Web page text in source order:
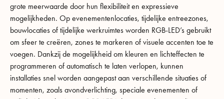
grote meerwaarde door hun flexibiliteit en expressieve
mogelijkheden. Op evenementenlocaties, tijdelijke entreezones,
bouwlocaties of tijdelijke werkruimtes worden RGB-LED’s gebruikt
om sfeer te creëren, zones te markeren of visuele accenten toe te
voegen. Dankzij de mogelijkheid om kleuren en lichteffecten te
programmeren of automatisch te laten verlopen, kunnen
installaties snel worden aangepast aan verschillende situaties of
momenten, zoals avondverlichting, speciale evenementen of